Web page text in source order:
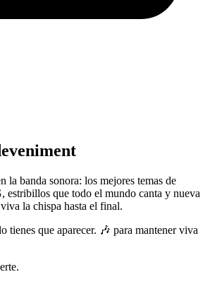
la banda sonora: los mejores temas de
estribillos que todo el mundo canta y nueva
la chispa hasta el final.
tienes que aparecer. 🎶 para mantener viva